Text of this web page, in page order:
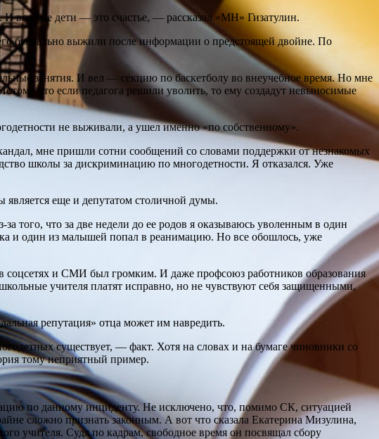
вообще дети — это счастье, — рассказал «МН» Гизатулин.
буквально выжили после информации о предстоящей двойне. По
занятия. И вел — секцию по баскетболу во внеучебное время. Но мне
что если педагога решили уволить, то ему создадут невыносимые
не выживали, а ушел именно «по собственному».
мне пришли сотни сообщений со словами поддержки от незнакомых
школы за дискриминацию по многодетности. Я отказался. Уже
является еще и депутатом столичной думы.
того, что за две недели до ее родов я оказываюсь уволенным в один
и один из малышей попал в реанимацию. Но все обошлось, уже
соцсетях и СМИ был громким. И даже профсоюз работников образования
учителя платят исправно, но не чувствуют себя защищенными,
репутация» отца может им навредить.
существует, — факт. Хотя на словах и на бумаге чиновники со
тому неприятный пример.
по данному инциденту. Не исключено, что, помимо СК, ситуацией
сложно признать законным. А вот что сказала Екатерина Мизулина,
учителя. Судя по кадрам, свободное время он посвящал сбору